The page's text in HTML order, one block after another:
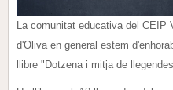
La comunitat educativa del
d'Oliva en general estem
llibre "Dotzena i mitja de